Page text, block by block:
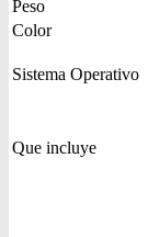
Peso
Color
Sistema Operativo
Que incluye